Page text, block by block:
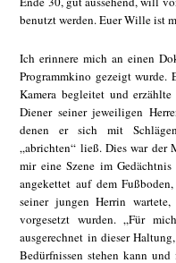
benutzt werden. Euer Wille ist
Ich erinnere mich an einen
Programmkino gezeigt
Kamera begleitet und
Diener seiner jeweiligen
denen er sich mit
„abrichten“ ließ. Dies war der
mir eine Szene im
angekettet auf dem
seiner jungen Herrin
vorgesetzt wurden. „Für
ausgerechnet in dieser
Bedürfnissen stehen kann